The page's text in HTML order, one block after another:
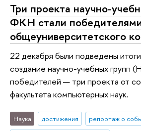
Три проекта научно-
ФКН стали
общеуниверситетского
22 декабря были подведены
создание научно-учебных групп
победителей — три проекта от
факультета компьютерных наук.
Наука достижения
репортаж о